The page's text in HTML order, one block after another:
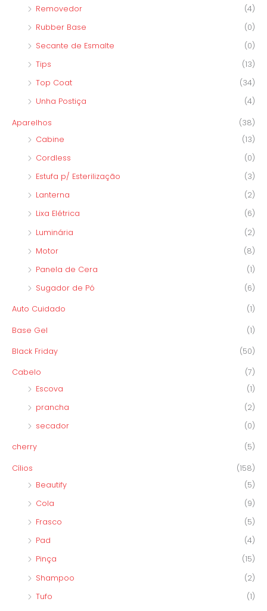
Removedor
(4)
Rubber Base
(0)
Secante de Esmalte
(0)
Tips
(13)
Top Coat
(34)
Unha Postiça
(4)
Aparelhos
(38)
Cabine
(13)
Cordless
(0)
Estufa p/ Esterilização
(3)
Lanterna
(2)
Lixa Elétrica
(6)
Luminária
(2)
Motor
(8)
Panela de Cera
(1)
Sugador de Pó
(6)
Auto Cuidado (1)
Base Gel (1)
Black Friday (50)
Cabelo
(7)
Escova
(1)
prancha
(2)
secador
(0)
cherry (5)
Cílios
(158)
Beautify
(5)
Cola
(9)
Frasco
(5)
Pad
(4)
Pinça
(15)
Shampoo
(2)
Tufo
(1)